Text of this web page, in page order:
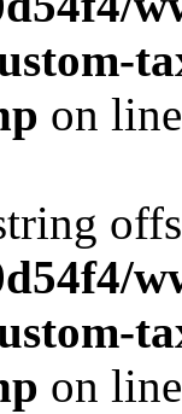
on
on